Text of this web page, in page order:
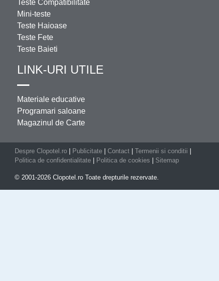
Teste Compatibilitate
Mini-teste
Teste Haioase
Teste Fete
Teste Baieti
LINK-URI UTILE
Materiale educative
Programari saloane
Magazinul de Carte
Despre Clopotel.ro Publicitate Contact Termenii si conditii
Politica de confidentialitate
Politica de cookies Sitemap
© 2001-2026 Clopotel.ro Toate drepturile rezervate.